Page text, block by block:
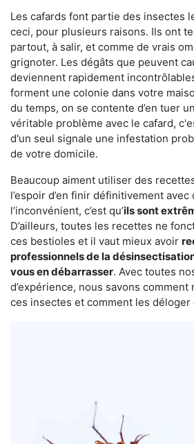
Les cafards font partie des insectes
ceci, pour plusieurs raisons. Ils ont
partout, à salir, et comme de vrais
grignoter. Les dégâts que peuvent
deviennent rapidement
forment une colonie dans votre
du temps, on se contente d’en tuer
véritable problème avec le cafard,
d'un seul signale une infestation
de votre domicile.
Beaucoup aiment utiliser des
l’espoir d’en finir définitivement
l’inconvénient, c’est qu’ils sont
D’ailleurs, toutes les recettes ne
ces bestioles et il vaut mieux avoir
professionnels de la
vous en débarrasser. Avec toutes
d’expérience, nous savons
ces insectes et comment les déloger